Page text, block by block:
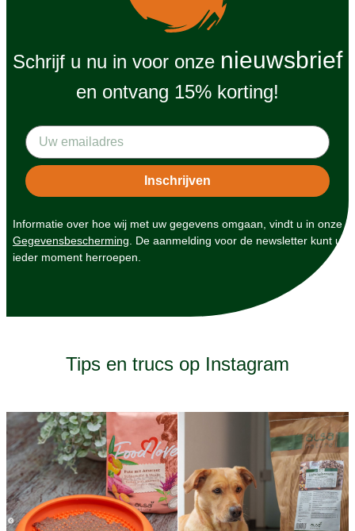
Schrijf u nu in voor onze nieuwsbrief
en ontvang 15% korting!
Informatie over hoe wij met uw gegevens omgaan, vindt u in onze
Gegevensbescherming . De aanmelding voor de newsletter kunt u
ieder moment herroepen.
Tips en trucs op Instagram